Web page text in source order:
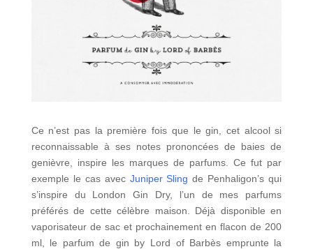
Ce n’est pas la première fois que le gin, cet alcool si
reconnaissable à ses notes prononcées de baies de
genièvre, inspire les marques de parfums. Ce fut par
exemple le cas avec Juniper Sling de Penhaligon’s qui
s’inspire du London Gin Dry, l’un de mes parfums
préférés de cette célèbre maison. Déjà disponible en
vaporisateur de sac et prochainement en flacon de 200
ml, le parfum de gin by Lord of Barbès emprunte la